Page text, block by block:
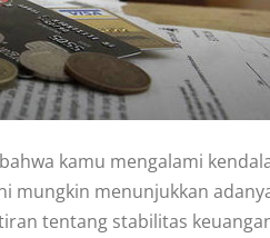
kamu mengalami
mungkin menunjukkan
tentang stabilitas